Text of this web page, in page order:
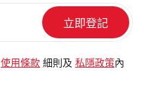
使用條款 細則及 私隱政策 內